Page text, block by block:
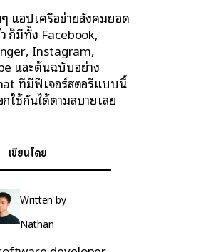
ๆ แอปเครือข่ายสังคมยอด
ก็มีทั้ง Facebook,
Instagram,
และต้นฉบับอย่าง
ที่มีฟีเจอร์สตอรี่แบบนี้
ใช้กันได้ตามสบายเลย
เขียนโดย
Written by
Nathan